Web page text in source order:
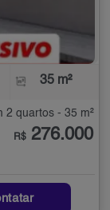
35 m²
2 quartos - 35 m²
R$ 276.000